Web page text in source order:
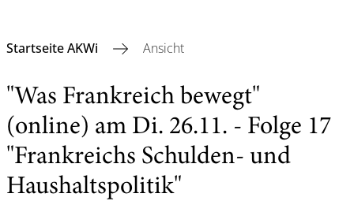
Startseite AKWi Ansicht
"Was Frankreich bewegt"
(online) am Di. 26.11. - Folge 17
"Frankreichs Schulden- und
Haushaltspolitik"